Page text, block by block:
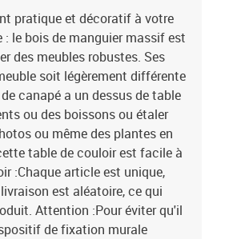
pratique et décoratif à votre
le bois de manguier massif est
des meubles robustes. Ses
soit légèrement différente
canapé a un dessus de table
ou des boissons ou étaler
ou même des plantes en
table de couloir est facile à
:Chaque article est unique,
est aléatoire, ce qui
Attention :Pour éviter qu'il
de fixation murale